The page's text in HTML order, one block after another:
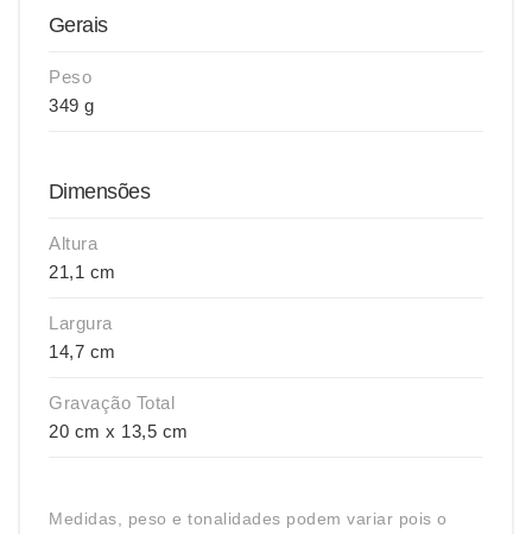
Gerais
Peso
349 g
Dimensões
Altura
21,1 cm
Largura
14,7 cm
Gravação Total
20 cm x 13,5 cm
Medidas, peso e tonalidades podem variar pois o